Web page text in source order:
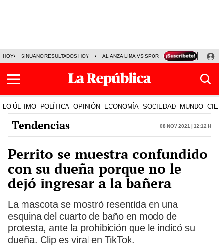
HOY SINUANO RESULTADOS HOY ALIANZA LIMA VS SPORT BOYS JORGE
LO ÚLTIMO POLÍTICA OPINIÓN ECONOMÍA SOCIEDAD MUNDO
Tendencias 08 Nov 2021 | 12:12 h
Perrito se muestra confundido
con su dueña porque no le
dejó ingresar a la bañera
La mascota se mostró resentida en una
esquina del cuarto de baño en modo de
protesta, ante la prohibición que le indicó su
dueña. Clip es viral en TikTok.